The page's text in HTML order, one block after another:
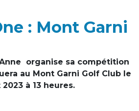
: Mont Garni
organise sa compétition
au Mont Garni Golf Club le
à 13 heures.